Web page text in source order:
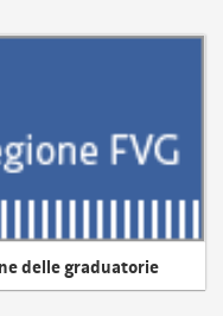
delle graduatorie